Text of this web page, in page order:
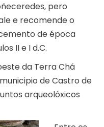
pero
e recomende o
de época
II e I d.C.
da Terra Chá
de Castro de
arqueolóxicos